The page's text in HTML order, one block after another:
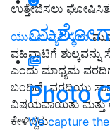
Photo
We capture
ಉತ್ತೇಜಿಸಲು
ಯುಪಿಐ ವ್ಯವಸ್ಥೆಯ
ವಹಿವಾಟಿಗೆ ಶುಲ್ಕವನ್ನು
ಎಂದು ಮಾಧ್ಯಮ
ಬಂದಿದೆ. ವರದಿಯು
ವಿಷಯವಾಯಿತು ಮತ್ತು
ಕೇಳಿದ್ದರು.